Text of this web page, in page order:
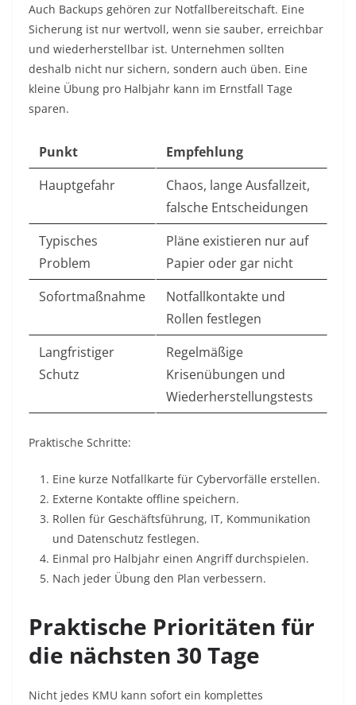
Auch Backups gehören zur Notfallbereitschaft. Eine
Sicherung ist nur wertvoll, wenn sie sauber, erreichbar
und wiederherstellbar ist. Unternehmen sollten
deshalb nicht nur sichern, sondern auch üben. Eine
kleine Übung pro Halbjahr kann im Ernstfall Tage
sparen.
Punkt
Empfehlung
Hauptgefahr
Chaos, lange Ausfallzeit,
falsche Entscheidungen
Typisches
Problem
Pläne existieren nur auf
Papier oder gar nicht
Sofortmaßnahme
Notfallkontakte und
Rollen festlegen
Langfristiger
Schutz
Regelmäßige
Krisenübungen und
Wiederherstellungstests
Praktische Schritte:
Eine kurze Notfallkarte für Cybervorfälle erstellen.
Externe Kontakte offline speichern.
Rollen für Geschäftsführung, IT, Kommunikation
und Datenschutz festlegen.
Einmal pro Halbjahr einen Angriff durchspielen.
Nach jeder Übung den Plan verbessern.
Praktische Prioritäten für
die nächsten 30 Tage
Nicht jedes KMU kann sofort ein komplettes